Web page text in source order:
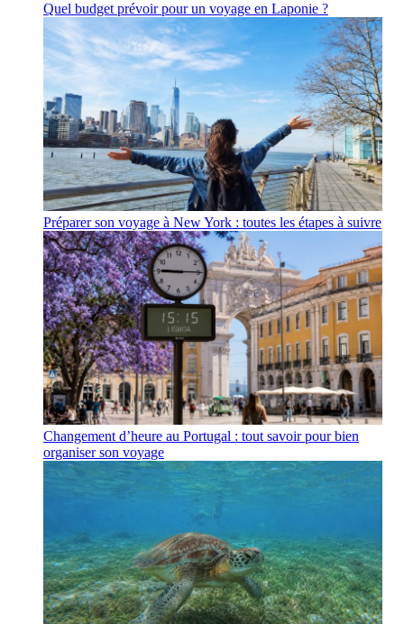
Quel budget prévoir pour un voyage en Laponie ?
Préparer son voyage à New York : toutes les étapes à suivre
Changement d’heure au Portugal : tout savoir pour bien
organiser son voyage